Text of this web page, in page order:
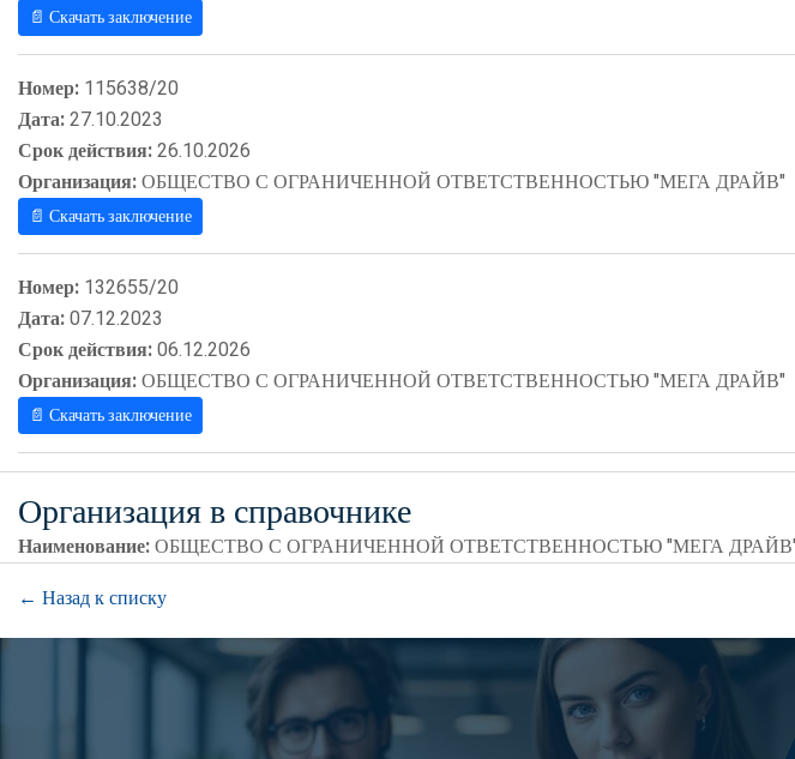
📄 Скачать заключение
Номер: 115638/20
Дата:27.10.2023
Срок действия:26.10.2026
Организация:ОБЩЕСТВО С ОГРАНИЧЕННОЙ ОТВЕТСТВЕННОСТЬЮ "МЕГА ДРАЙВ"
📄 Скачать заключение
Номер: 132655/20
Дата:07.12.2023
Срок действия:06.12.2026
Организация:ОБЩЕСТВО С ОГРАНИЧЕННОЙ ОТВЕТСТВЕННОСТЬЮ "МЕГА ДРАЙВ"
📄 Скачать заключение
Организация в справочнике
Наименование:ОБЩЕСТВО С ОГРАНИЧЕННОЙ ОТВЕТСТВЕННОСТЬЮ "МЕГА
← Назад к списку